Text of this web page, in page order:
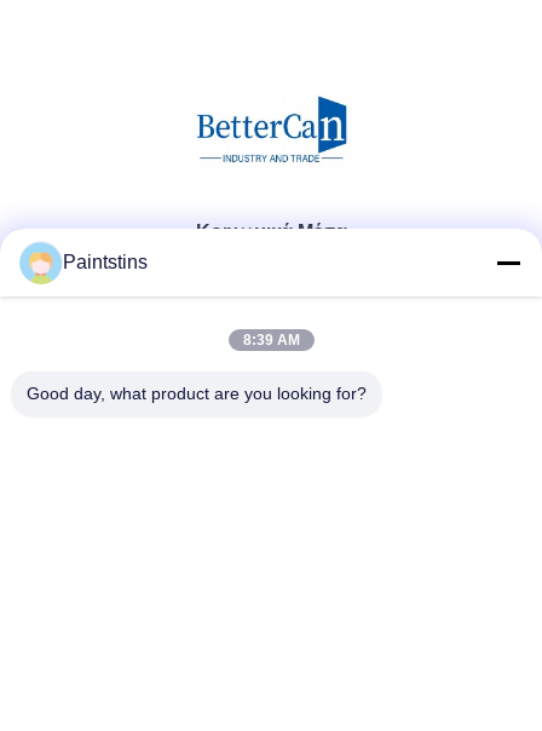
Κοινωνικά Μέσα
Γρήγορη επικοινωνία
Τηλ.
Paintstins
8:39 AM
Good day, what product are you looking for?